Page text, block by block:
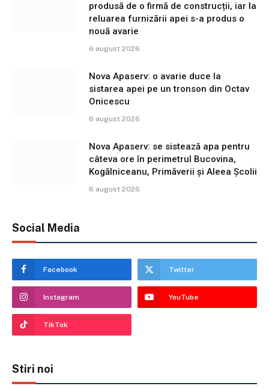
produsă de o firmă de construcții, iar la
reluarea furnizării apei s-a produs o
nouă avarie
6 august 2026
Nova Apaserv: o avarie duce la
sistarea apei pe un tronson din Octav
Onicescu
6 august 2026
Nova Apaserv: se sistează apa pentru
câteva ore în perimetrul Bucovina,
Kogălniceanu, Primăverii și Aleea Școlii
6 august 2026
Social Media
Facebook Twitter
Instagram YouTube
TikTok
Stiri noi